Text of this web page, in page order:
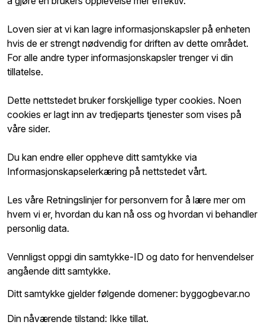
Loven sier at vi kan lagre informasjonskapsler på enheten
hvis de er strengt nødvendig for driften av dette området.
For alle andre typer informasjonskapsler trenger vi din
tillatelse.
Dette nettstedet bruker forskjellige typer cookies. Noen
cookies er lagt inn av tredjeparts tjenester som vises på
våre sider.
Du kan endre eller oppheve ditt samtykke via
Informasjonskapselerkæring på nettstedet vårt.
Les våre Retningslinjer for personvern for å lære mer om
hvem vi er, hvordan du kan nå oss og hvordan vi behandler
personlig data.
Vennligst oppgi din samtykke-ID og dato for henvendelser
angående ditt samtykke.
Ditt samtykke gjelder følgende domener: byggogbevar.no
Din nåværende tilstand: Ikke tillat.